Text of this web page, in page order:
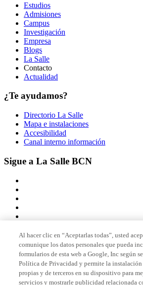
Estudios
Admisiones
Campus
Investigación
Empresa
Blogs
La Salle
Contacto
Actualidad
¿Te ayudamos?
Directorio La Salle
Mapa e instalaciones
Accesibilidad
Canal interno información
Sigue a La Salle BCN
Miembro de
Al hacer clic en “Aceptarlas todas”, usted
comunique los datos personales que pueda
formularios de esta web a Google, Inc según
Política de Privacidad y permite la
propias y de terceros en su dispositivo para
servicios y mostrarle publicidad relacionada